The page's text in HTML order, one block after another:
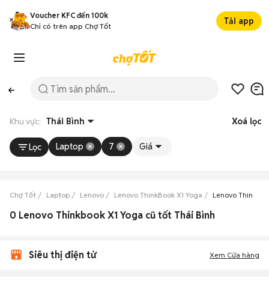
Voucher KFC đến 100k
Chỉ có trên app Chợ Tốt
Tải app
Khu vực: Thái Bình Xoá lọc
Lọc Laptop 7 Giá
Chợ Tốt Laptop Lenovo Lenovo ThinkBook X1 Yoga Lenovo
0 Lenovo Thinkbook X1 Yoga cũ tốt Thái Bình
Siêu thị điện tử Xem Cửa hàng